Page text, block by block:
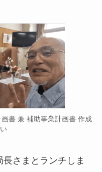
書 兼 補助事業計画書 作成
さまとランチしま